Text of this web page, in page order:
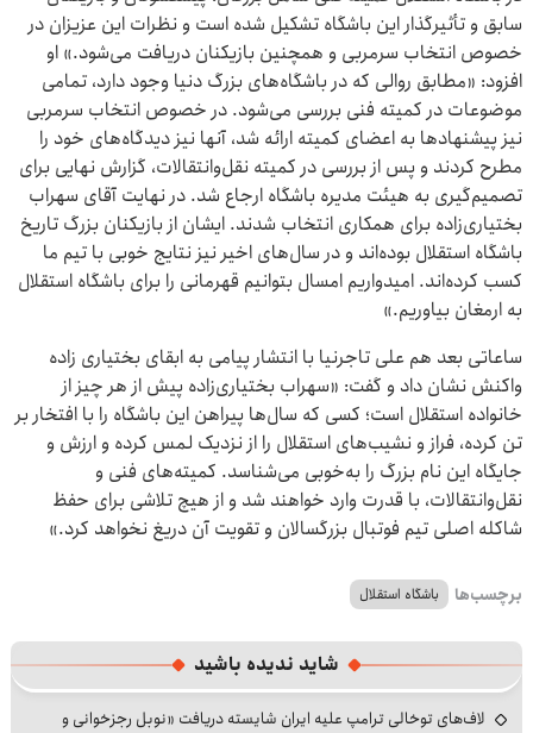
سابق و تأثیرگذار این باشگاه تشکیل شده است و نظرات این عزیزان در
خصوص انتخاب سرمربی و همچنین بازیکنان دریافت می‌شود.» او
افزود: «مطابق روالی که در باشگاه‌های بزرگ دنیا وجود دارد، تمامی
موضوعات در کمیته فنی بررسی می‌شود. در خصوص انتخاب سرمربی
نیز پیشنهادها به اعضای کمیته ارائه شد، آنها نیز دیدگاه‌های خود را
مطرح کردند و پس از بررسی در کمیته نقل‌وانتقالات، گزارش نهایی برای
تصمیم‌گیری به هیئت‌ مدیره باشگاه ارجاع شد. در نهایت آقای سهراب
بختیاری‌زاده برای همکاری انتخاب شدند. ایشان از بازیکنان بزرگ تاریخ
باشگاه استقلال بوده‌اند و در سال‌های اخیر نیز نتایج خوبی با تیم ما
کسب کرده‌اند. امیدواریم امسال بتوانیم قهرمانی را برای باشگاه استقلال
به ارمغان بیاوریم.»
ساعاتی بعد هم علی تاجرنیا با انتشار پیامی به ابقای بختیاری زاده
واکنش نشان داد و گفت: «سهراب بختیاری‌زاده پیش از هر چیز از
خانواده استقلال است؛ کسی که سال‌ها پیراهن این باشگاه را با افتخار بر
تن کرده، فراز و نشیب‌های استقلال را از نزدیک لمس کرده و ارزش و
جایگاه این نام بزرگ را به‌خوبی می‌شناسد. کمیته‌های فنی و
نقل‌وانتقالات، با قدرت وارد خواهند شد و از هیچ تلاشی برای حفظ
شاکله اصلی تیم فوتبال بزرگسالان و تقویت آن دریغ نخواهد کرد.»
برچسب‌ها باشگاه استقلال
شاید ندیده باشید
لاف‌های توخالی ترامپ علیه ایران شایسته دریافت «نوبل رجزخوانی و